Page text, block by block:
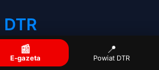
Gmina stoi w miejscu
📰
E-gazeta
📍
Powiat DTR